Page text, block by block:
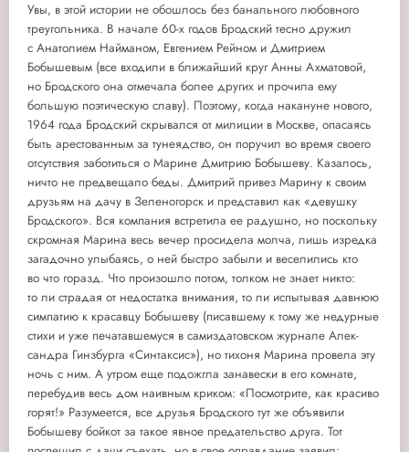
Увы, в этой истории не обошлось без банального любовного
треугольника. В начале 60-х годов Бродский тесно дружил
с Анатолием Найманом, Евгением Рейном и Дмитрием
Бобышевым (все входили в ближайший круг Анны Ахматовой,
но Бродского она отмечала более других и прочила ему
большую поэтическую славу). Поэтому, когда накануне нового,
1964 года Бродский скрывался от милиции в Москве, опасаясь
быть арестованным за тунеядство, он поручил во время своего
отсутствия заботиться о Марине Дмитрию Бобышеву. Казалось,
ничто не предвещало беды. Дмитрий привез Марину к своим
друзьям на дачу в Зеленогорск и представил как «девушку
Бродского». Вся компания встретила ее радушно, но поскольку
скромная Марина весь вечер просидела молча, лишь изредка
загадочно улыбаясь, о ней быстро забыли и веселились кто
во что горазд. Что произошло потом, толком не знает никто:
то ли страдая от недостатка внимания, то ли испытывая давнюю
симпатию к красавцу Бобышеву (писавшему к тому же недурные
стихи и уже печатавшемуся в самиздатовском журнале Алек-
сандра Гинзбурга «Синтаксис»), но тихоня Марина провела эту
ночь с ним. А утром еще подожгла занавески в его комнате,
перебудив весь дом наивным криком: «Посмотрите, как красиво
горят!» Разумеется, все друзья Бродского тут же объявили
Бобышеву бойкот за такое явное предательство друга. Тот